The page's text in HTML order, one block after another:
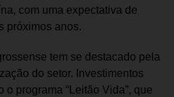
com uma expectativa de
próximos anos.
tem se destacado pela
do setor. Investimentos
programa “Leitão Vida”, que